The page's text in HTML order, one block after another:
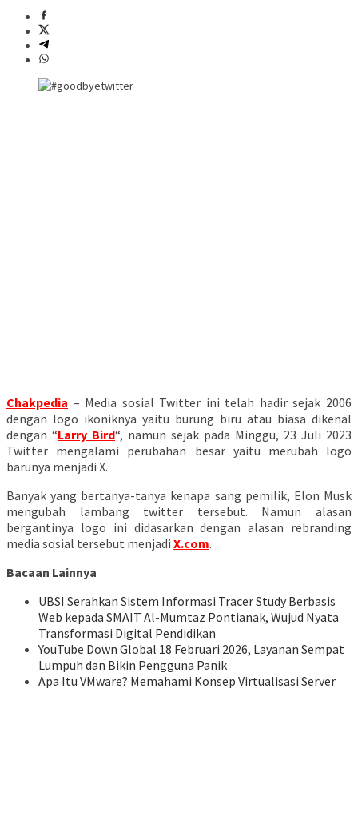
Chakpedia – Media sosial Twitter ini telah hadir sejak 2006
dengan logo ikoniknya yaitu burung biru atau biasa dikenal
dengan “Larry Bird“, namun sejak pada Minggu, 23 Juli 2023
Twitter mengalami perubahan besar yaitu merubah logo
barunya menjadi X.
Banyak yang bertanya-tanya kenapa sang pemilik, Elon Musk
mengubah lambang twitter tersebut. Namun alasan
bergantinya logo ini didasarkan dengan alasan rebranding
media sosial tersebut menjadi X.com.
Bacaan Lainnya
UBSI Serahkan Sistem Informasi Tracer Study Berbasis
Web kepada SMAIT Al-Mumtaz Pontianak, Wujud Nyata
Transformasi Digital Pendidikan
YouTube Down Global 18 Februari 2026, Layanan Sempat
Lumpuh dan Bikin Pengguna Panik
Apa Itu VMware? Memahami Konsep Virtualisasi Server